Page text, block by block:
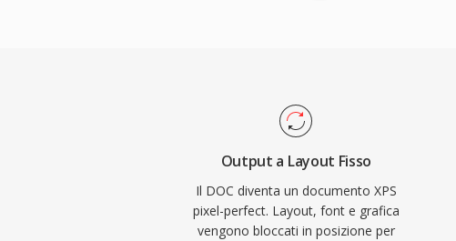
Output a Layout Fisso
Il DOC diventa un documento XPS
pixel-perfect. Layout, font e grafica
vengono bloccati in posizione per